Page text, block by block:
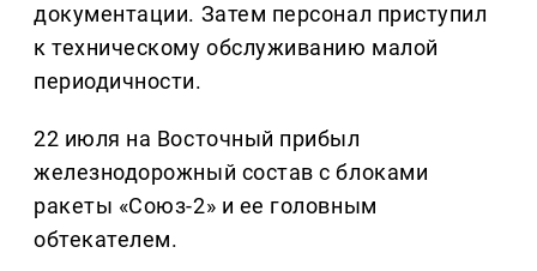
документации. Затем персонал приступил
к техническому обслуживанию малой
периодичности.
22 июля на Восточный прибыл
железнодорожный состав с блоками
ракеты «Союз-2» и ее головным
обтекателем.